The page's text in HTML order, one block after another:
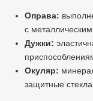
Оправа:
с
Дужки:
Окуляр:
защитные стекла